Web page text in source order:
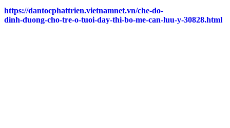
https://dantocphattrien.vietnamnet.vn/che-do-
dinh-duong-cho-tre-o-tuoi-day-thi-bo-me-can-luu-y-30828.html